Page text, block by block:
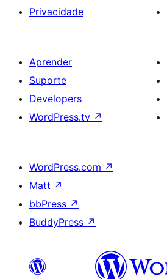
Privacidade
Aprender
Suporte
Developers
WordPress.tv ↗
WordPress.com ↗
Matt ↗
bbPress ↗
BuddyPress ↗